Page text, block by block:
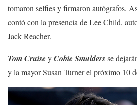
tomaron selfies y firmaron autógrafos.
contó con la presencia de Lee Child,
Jack Reacher.
Tom CruiseyCobie Smuldersse
y la mayor Susan Turner el próximo 10